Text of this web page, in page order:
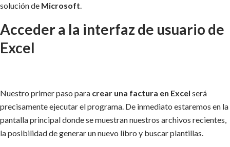
solución de Microsoft.
Acceder a la interfaz de usuario de
Excel
Nuestro primer paso para crear una factura en Excel será
precisamente ejecutar el programa. De inmediato estaremos en la
pantalla principal donde se muestran nuestros archivos recientes,
la posibilidad de generar un nuevo libro y buscar plantillas.